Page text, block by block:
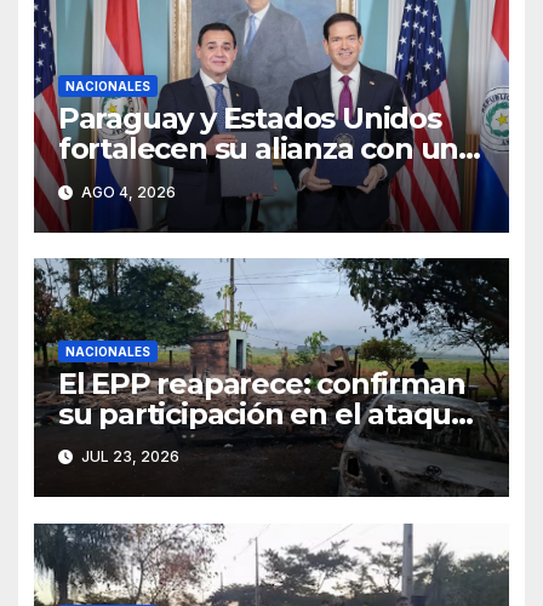
NACIONALES
Paraguay y Estados Unidos
fortalecen su alianza con un
acuerdo de cooperación
estratégica en materia
nuclear civil
AGO 4, 2026
NACIONALES
El EPP reaparece: confirman
su participación en el ataque
de Canindeyú
JUL 23, 2026